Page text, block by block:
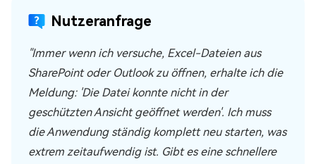
Nutzeranfrage
"Immer wenn ich versuche, Excel-Dateien aus
SharePoint oder Outlook zu öffnen, erhalte ich die
Meldung: 'Die Datei konnte nicht in der
geschützten Ansicht geöffnet werden'. Ich muss
die Anwendung ständig komplett neu starten, was
extrem zeitaufwendig ist. Gibt es eine schnellere